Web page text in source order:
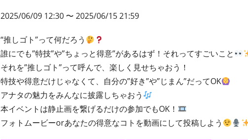
2025/06/09 12:30 〜 2025/06/15 21:59
“推しゴト”って何だろう
誰にでも”特技”や”ちょっと得意”があるはず！それってすごいこと
それを”推しゴト”って呼んで、楽しく見せちゃおう！
特技や得意だけじゃなくて、自分の”好き”や”じまん”だってOK
アナタの魅力をみんなに披露しちゃおう
本イベントは静止画を繋げるだけの参加でもOK！
フォトムービーorあなたの得意なコトを動画にして投稿しよう